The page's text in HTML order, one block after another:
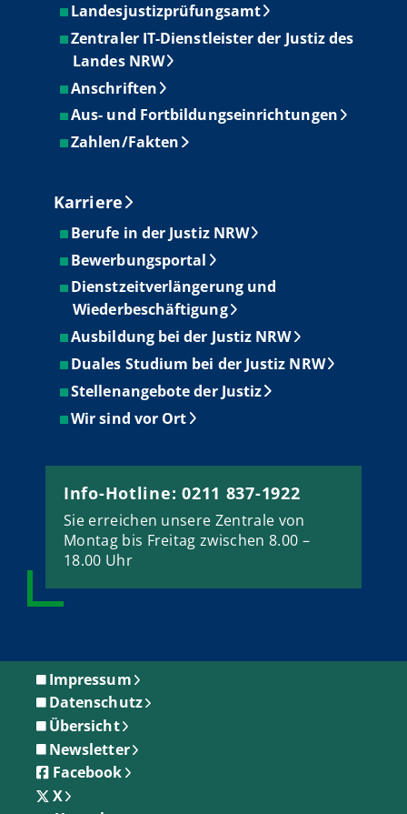
Landesjustizprüfungsamt
Zentraler IT-Dienstleister der Justiz des
Landes NRW
Anschriften
Aus- und Fortbildungseinrichtungen
Zahlen/Fakten
Karriere
Berufe in der Justiz NRW
Bewerbungsportal
Dienstzeitverlängerung und
Wiederbeschäftigung
Ausbildung bei der Justiz NRW
Duales Studium bei der Justiz NRW
Stellenangebote der Justiz
Wir sind vor Ort
Info-Hotline: 0211 837-1922
Sie erreichen unsere Zentrale von
Montag bis Freitag zwischen 8.00 –
18.00 Uhr
Impressum
Datenschutz
Übersicht
Newsletter
Facebook
X